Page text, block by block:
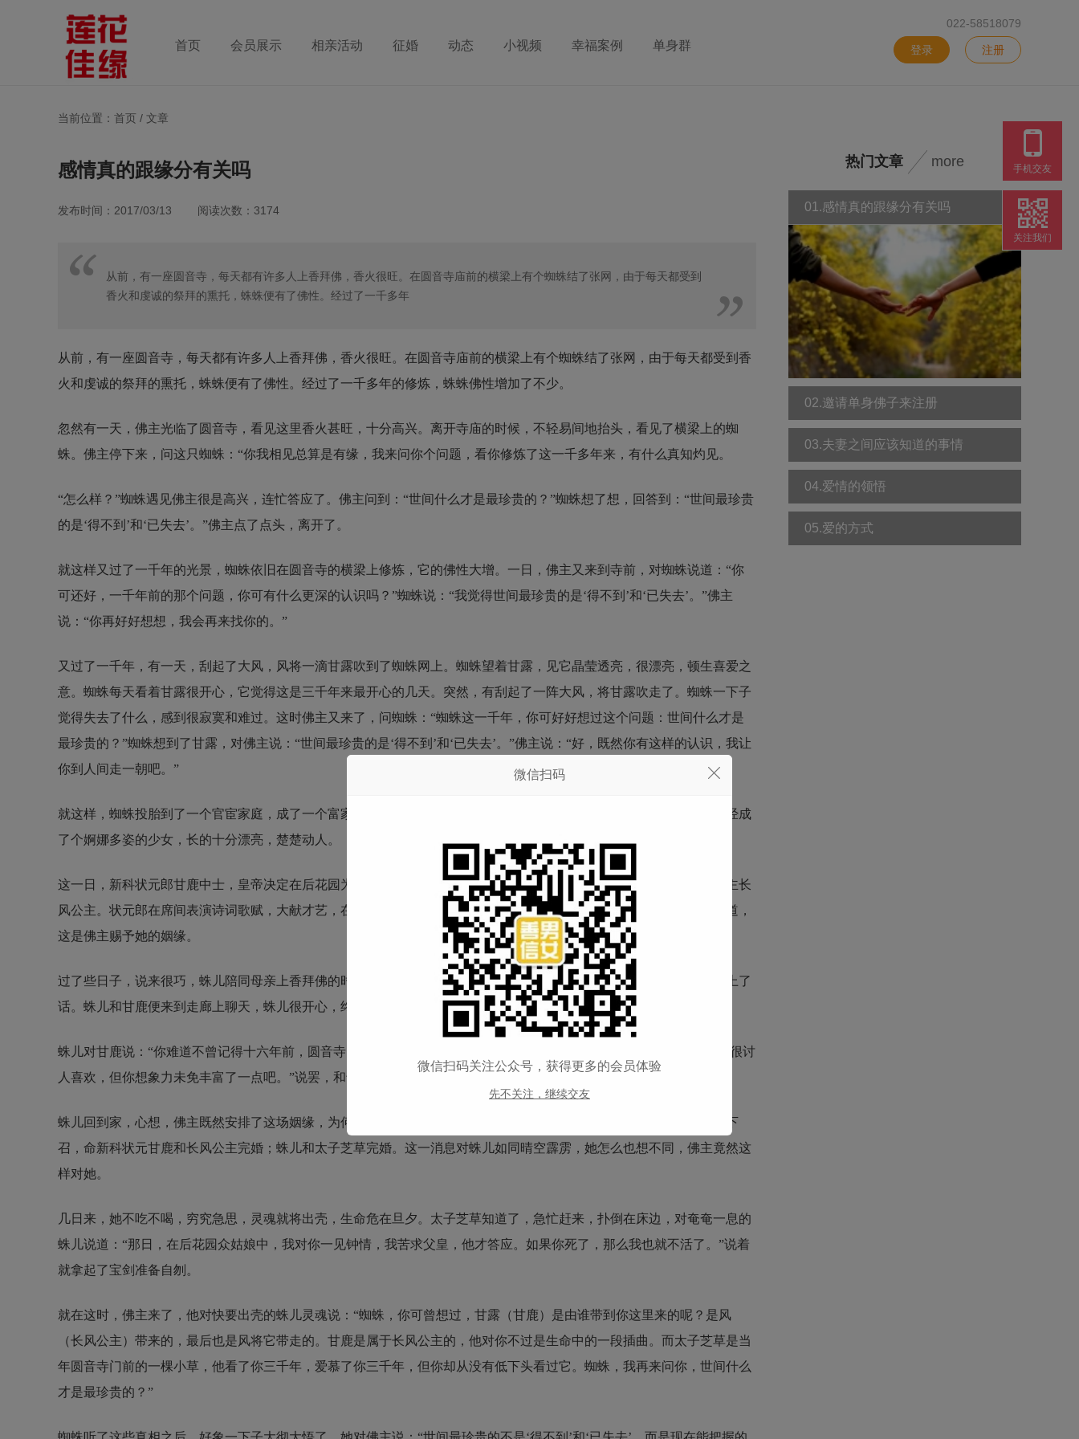
首页 会员展示 相亲活动 征婚 动态 小视频 幸福案例 单身群
022-58518079
登录 注册
当前位置：首页 / 文章
感情真的跟缘分有关吗
发布时间：2017/03/13 阅读次数：3174
从前，有一座圆音寺，每天都有许多人上香拜佛，香火很旺。在圆音寺庙前的横梁上有个蜘蛛结了张网，由于每天都受到
香火和虔诚的祭拜的熏托，蛛蛛便有了佛性。经过了一千多年
从前，有一座圆音寺，每天都有许多人上香拜佛，香火很旺。在圆音寺庙前的横梁上有个蜘蛛结了张网，由于每天都受到香
火和虔诚的祭拜的熏托，蛛蛛便有了佛性。经过了一千多年的修炼，蛛蛛佛性增加了不少。
忽然有一天，佛主光临了圆音寺，看见这里香火甚旺，十分高兴。离开寺庙的时候，不轻易间地抬头，看见了横梁上的蜘
蛛。佛主停下来，问这只蜘蛛：“你我相见总算是有缘，我来问你个问题，看你修炼了这一千多年来，有什么真知灼见。
“怎么样？”蜘蛛遇见佛主很是高兴，连忙答应了。佛主问到：“世间什么才是最珍贵的？”蜘蛛想了想，回答到：“世间最珍贵
的是‘得不到’和‘已失去’。”佛主点了点头，离开了。
就这样又过了一千年的光景，蜘蛛依旧在圆音寺的横梁上修炼，它的佛性大增。一日，佛主又来到寺前，对蜘蛛说道：“你
可还好，一千年前的那个问题，你可有什么更深的认识吗？”蜘蛛说：“我觉得世间最珍贵的是‘得不到’和‘已失去’。”佛主
说：“你再好好想想，我会再来找你的。”
又过了一千年，有一天，刮起了大风，风将一滴甘露吹到了蜘蛛网上。蜘蛛望着甘露，见它晶莹透亮，很漂亮，顿生喜爱之
意。蜘蛛每天看着甘露很开心，它觉得这是三千年来最开心的几天。突然，有刮起了一阵大风，将甘露吹走了。蜘蛛一下子
觉得失去了什么，感到很寂寞和难过。这时佛主又来了，问蜘蛛：“蜘蛛这一千年，你可好好想过这个问题：世间什么才是
最珍贵的？”蜘蛛想到了甘露，对佛主说：“世间最珍贵的是‘得不到’和‘已失去’。”佛主说：“好，既然你有这样的认识，我让
你到人间走一朝吧。”
就这样，蜘蛛投胎到了一个官宦家庭，成了一个富家小姐，父母为她取了个名字叫蛛儿。一晃，蛛儿到了十六岁了，已经成
了个婀娜多姿的少女，长的十分漂亮，楚楚动人。
这一日，新科状元郎甘鹿中士，皇帝决定在后花园为他举行庆功宴席。来了许多妙龄少女，包括蛛儿，还有皇帝的小公主长
风公主。状元郎在席间表演诗词歌赋，大献才艺，在场的少女无一不被他折倒。但蛛儿一点也不紧张和吃醋，因为她知道，
这是佛主赐予她的姻缘。
过了些日子，说来很巧，蛛儿陪同母亲上香拜佛的时候，正好甘鹿也陪同母亲而来。上完香拜过佛，二位长者在一边说上了
话。蛛儿和甘鹿便来到走廊上聊天，蛛儿很开心，终于可以和喜欢的人在一起了，但是甘鹿并没有表现出对她的喜爱。
蛛儿对甘鹿说：“你难道不曾记得十六年前，圆音寺的蜘蛛网上的事情了吗？”甘鹿很诧异，说：“蛛儿姑娘，你漂亮，也很讨
人喜欢，但你想象力未免丰富了一点吧。”说罢，和母亲离开了。
蛛儿回到家，心想，佛主既然安排了这场姻缘，为何不让他记得那件事，甘鹿为何对我没有一点的感觉？几天后，皇帝下
召，命新科状元甘鹿和长风公主完婚；蛛儿和太子芝草完婚。这一消息对蛛儿如同晴空霹雳，她怎么也想不同，佛主竟然这
样对她。
几日来，她不吃不喝，穷究急思，灵魂就将出壳，生命危在旦夕。太子芝草知道了，急忙赶来，扑倒在床边，对奄奄一息的
蛛儿说道：“那日，在后花园众姑娘中，我对你一见钟情，我苦求父皇，他才答应。如果你死了，那么我也就不活了。”说着
就拿起了宝剑准备自刎。
就在这时，佛主来了，他对快要出壳的蛛儿灵魂说：“蜘蛛，你可曾想过，甘露（甘鹿）是由谁带到你这里来的呢？是风
（长风公主）带来的，最后也是风将它带走的。甘鹿是属于长风公主的，他对你不过是生命中的一段插曲。而太子芝草是当
年圆音寺门前的一棵小草，他看了你三千年，爱慕了你三千年，但你却从没有低下头看过它。蜘蛛，我再来问你，世间什么
才是最珍贵的？”
热门文章 more
01.感情真的跟缘分有关吗
02.邀请单身佛子来注册
03.夫妻之间应该知道的事情
04.爱情的领悟
05.爱的方式
手机交友
关注我们
微信扫码
微信扫码关注公众号，获得更多的会员体验
先不关注，继续交友